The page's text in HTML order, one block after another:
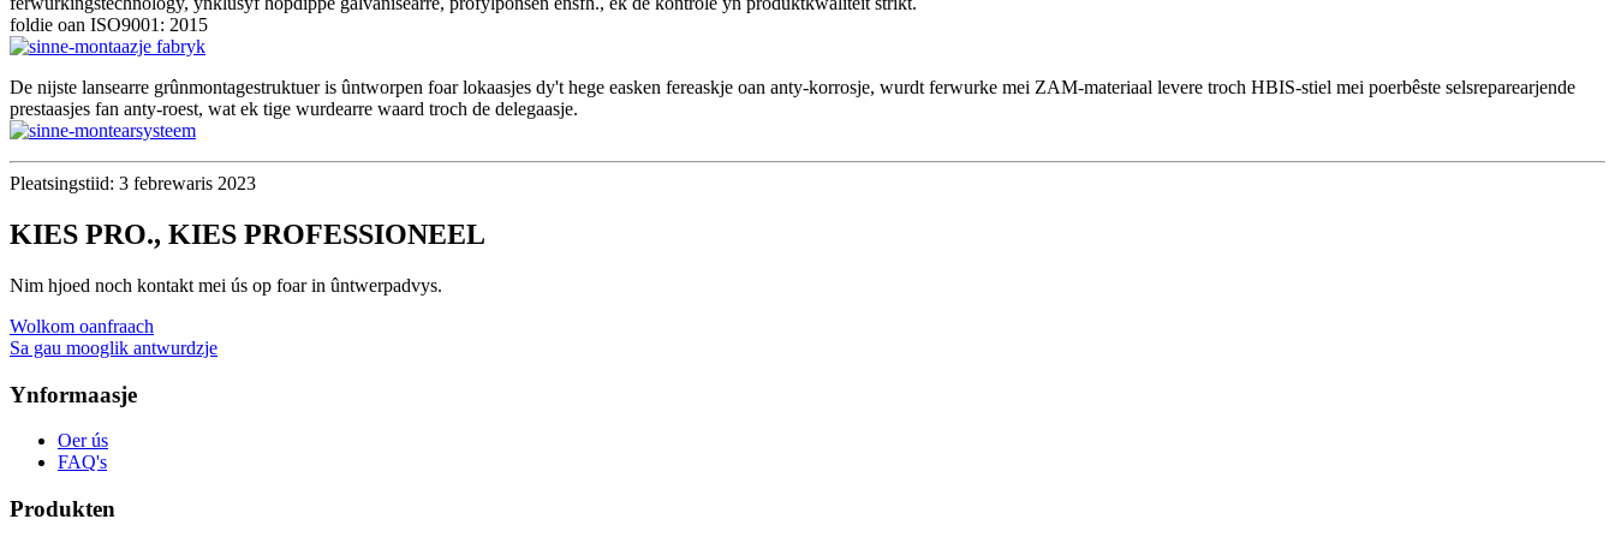
foldie oan ISO9001: 2015
De nijste lansearre grûnmontagestruktuer is ûntworpen foar lokaasjes dy't hege easken fereaskje oan anty-korrosje, wurdt ferwurke mei ZAM-materiaal levere troch HBIS-stiel mei poerbêste selsreparearjende
prestaasjes fan anty-roest, wat ek tige wurdearre waard troch de delegaasje.
Pleatsingstiid: 3 febrewaris 2023
KIES PRO., KIES PROFESSIONEEL
Nim hjoed noch kontakt mei ús op foar in ûntwerpadvys.
Wolkom oanfraach
Sa gau mooglik antwurdzje
Ynformaasje
Oer ús
FAQ's
Produkten